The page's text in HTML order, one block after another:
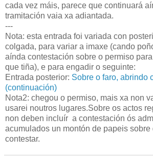
cada vez máis, parece que continuará
tramitación vaia xa adiantada.
---
Nota: esta entrada foi variada con
colgada, para variar a imaxe (cando
aínda contestación sobre o permiso
que tiña), e para engadir o seguinte:
Entrada posterior: Sobre o faro, abrindo
(continuación)
Nota2: chegou o permiso, mais xa non
usarei noutros lugares.Sobre os actos
non deben incluír a contestación ós
acumulados un montón de papeis sobre
contestar.